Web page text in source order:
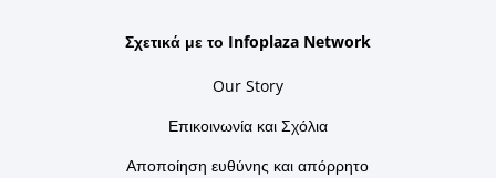
Σχετικά με το Infoplaza Network
Our Story
Επικοινωνία και Σχόλια
Αποποίηση ευθύνης και απόρρητο